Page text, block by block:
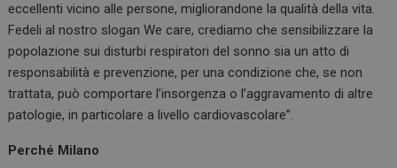
eccellenti vicino alle persone, migliorandone la qualità della vita.
Fedeli al nostro slogan We care, crediamo che sensibilizzare la
popolazione sui disturbi respiratori del sonno sia un atto di
responsabilità e prevenzione, per una condizione che, se non
trattata, può comportare l’insorgenza o l’aggravamento di altre
patologie, in particolare a livello cardiovascolare”.
Perché Milano